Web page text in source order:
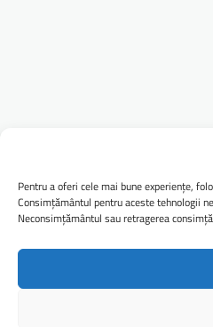
Pentru a oferi cele mai bune experiențe,
Consimțământul pentru aceste tehnologii
Neconsimțământul sau retragerea